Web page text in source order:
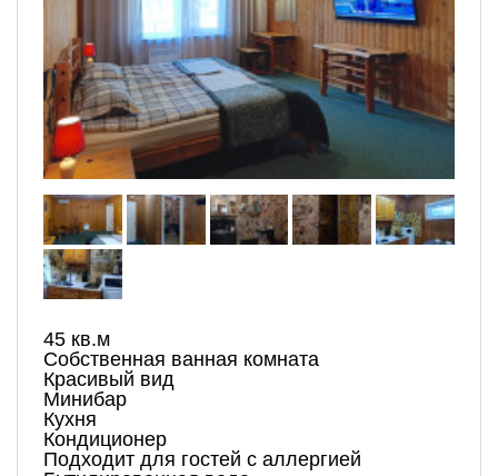
45 кв.м
Собственная ванная комната
Красивый вид
Минибар
Кухня
Кондиционер
Подходит для гостей с аллергией